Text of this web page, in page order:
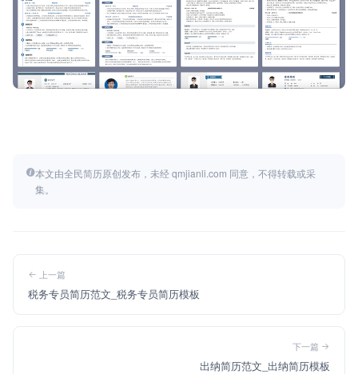
本文由全民简历原创发布，未经 qmjianli.com 同意，不得转载或采
集。
上一篇
税务专员简历范文_税务专员简历模板
下一篇
出纳简历范文_出纳简历模板